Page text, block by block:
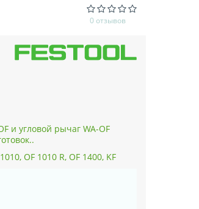
0 отзывов
и угловой рычаг WA-OF
OF 1010 R, OF 1400, KF